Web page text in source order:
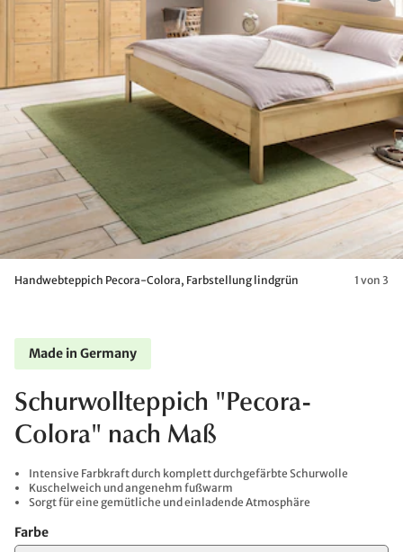
Handwebteppich Pecora-Colora, Farbstellung lindgrün 1 von 3
Made in Germany
Schurwollteppich "Pecora-
Colora" nach Maß
Intensive Farbkraft durch komplett durchgefärbte Schurwolle
Kuschelweich und angenehm fußwarm
Sorgt für eine gemütliche und einladende Atmosphäre
Farbe